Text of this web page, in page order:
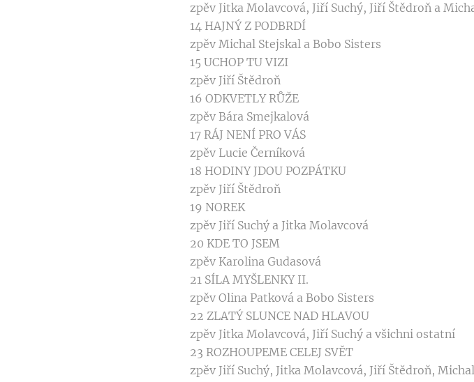
zpěv Jitka Molavcová, Jiří Suchý, Jiří Štědroň a
14 HAJNÝ Z PODBRDÍ
zpěv Michal Stejskal a Bobo Sisters
15 UCHOP TU VIZI
zpěv Jiří Štědroň
16 ODKVETLY RŮŽE
zpěv Bára Smejkalová
17 RÁJ NENÍ PRO VÁS
zpěv Lucie Černíková
18 HODINY JDOU POZPÁTKU
zpěv Jiří Štědroň
19 NOREK
zpěv Jiří Suchý a Jitka Molavcová
20 KDE TO JSEM
zpěv Karolina Gudasová
21 SÍLA MYŠLENKY II.
zpěv Olina Patková a Bobo Sisters
22 ZLATÝ SLUNCE NAD HLAVOU
zpěv Jitka Molavcová, Jiří Suchý a všichni ostatní
23 ROZHOUPEME CELEJ SVĚT
zpěv Jiří Suchý, Jitka Molavcová, Jiří Štědroň,